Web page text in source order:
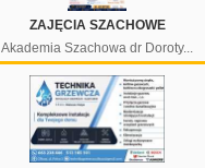
ZAJĘCIA SZACHOWE
Akademia Szachowa dr Doroty...